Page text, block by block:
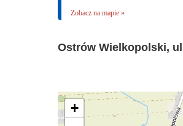
Zobacz na mapie »
Ostrów Wielkopolski,
+